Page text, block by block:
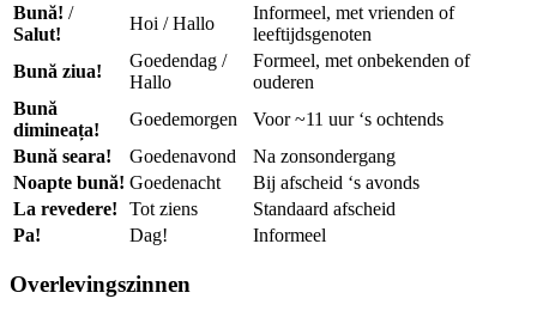
Bună! /
Salut!
Hoi / Hallo
Informeel, met vrienden of
leeftijdsgenoten
Bună ziua!
Goedendag /
Hallo
Formeel, met onbekenden of
ouderen
Bună
dimineața!
Goedemorgen
Voor ~11 uur ‘s ochtends
Bună seara!
Goedenavond
Na zonsondergang
Noapte bună! Goedenacht
Bij afscheid ‘s avonds
La revedere!
Tot ziens
Standaard afscheid
Pa!
Dag! Informeel
Overlevingszinnen